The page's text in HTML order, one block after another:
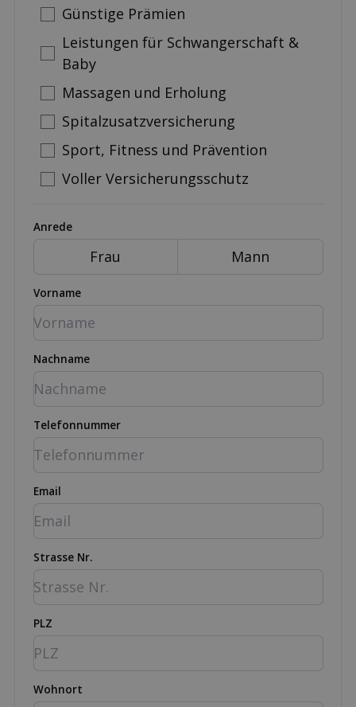
Günstige Prämien
Leistungen für Schwangerschaft &
Baby
Massagen und Erholung
Spitalzusatzversicherung
Sport, Fitness und Prävention
Voller Versicherungsschutz
Anrede
Frau Mann
Vorname
Nachname
Telefonnummer
Email
Strasse Nr.
PLZ
Wohnort